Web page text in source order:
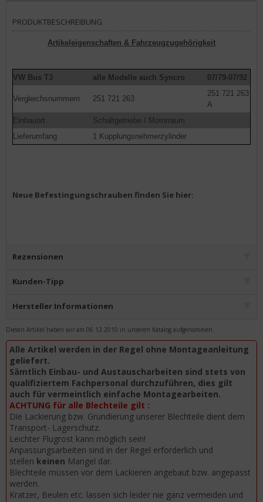
PRODUKTBESCHREIBUNG
Artikeleigenschaften & Fahrzeugzugehörigkeit
VW Bus T3 alle Modelle auch Syncro 07/79-07/92
Vergleichsnummern 251 721 263
251 721 263
A
Einbauort
Schaltgetriebe / Motorraum
Lieferumfang
1 Kupplungsnehmerzylinder
Neue Befestingungschrauben finden Sie hier:
Rezensionen
Kunden-Tipp
Hersteller Informationen
Diesen Artikel haben wir am 06.12.2010 in unseren Katalog aufgenommen.
Alle Artikel werden in der Regel ohne Montageanleitung
geliefert.
Sämtlich Einbau- und Austauscharbeiten sind stets von
qualifiziertem Fachpersonal durchzuführen, dies gilt
auch für vermeintlich einfache Montagearbeiten.
ACHTUNG für alle Blechteile gilt :
Die Lackierung bzw. Grundierung unserer Blechteile dient dem
Transport- Lagerschutz.
Leichter Flugrost kann möglich sein!
Anpassungsarbeiten sind in der Regel erforderlich und
stellen keinen Mangel dar.
Blechteile müssen vor dem Lackieren angebaut bzw. angepasst
werden.
Kratzer, Beulen etc. lassen sich leider nie ganz vermeiden und